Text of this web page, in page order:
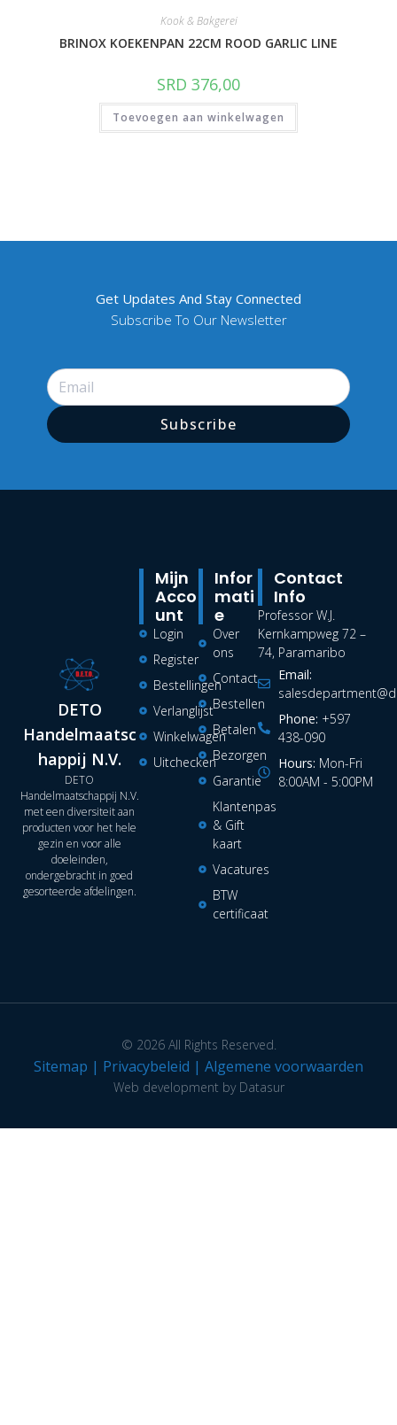
Kook & Bakgerei
BRINOX KOEKENPAN 22CM ROOD GARLIC LINE
SRD 376,00
Toevoegen aan winkelwagen
Get Updates And Stay Connected
Subscribe To Our Newsletter
Subscribe
DETO
Handelmaatsc
happij N.V.
DETO
Handelmaatschappij N.V.
met een diversiteit aan
producten voor het hele
gezin en voor alle
doeleinden,
ondergebracht in goed
gesorteerde afdelingen.
Infor
Mati
E
Over
ons
Contact
Bestellen
Betalen
Bezorgen
Garantie
Klantenpas
& Gift
kaart
Vacatures
BTW
certificaat
Mijn
Acco
Unt
Login
Register
Bestellingen
Verlanglijst
Winkelwagen
Uitchecken
Contact
Info
Professor W.J.
Kernkampweg 72 –
74, Paramaribo
Email:
Phone: +597
438-090
Hours: Mon-Fri
8:00AM - 5:00PM
© 2026 All Rights Reserved.
Sitemap | Privacybeleid | Algemene voorwaarden
Web development by Datasur